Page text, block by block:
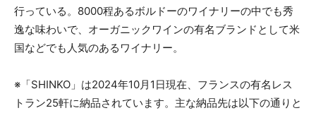
行っている。8000程あるボルドーのワイナリーの中でも秀
逸な味わいで、オーガニックワインの有名ブランドとして米
国などでも人気のあるワイナリー。
※「SHINKO」は2024年10月1日現在、フランスの有名レス
トラン25軒に納品されています。主な納品先は以下の通りと